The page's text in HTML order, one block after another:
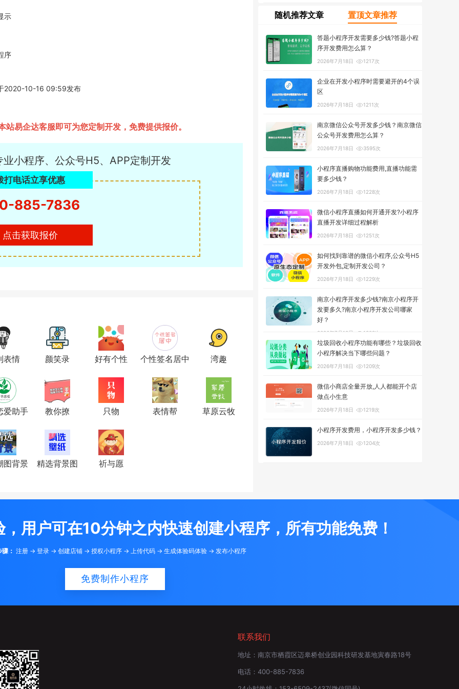
示
序
2020-10-16 09:59发布
易企达客服即可为您定制开发，免费提供报价。
小程序、公众号H5、APP定制开发
打电话立享优惠
885-7836
点击获取报价
表情 颜笑录 好有个性 个性签名居中 湾趣
爱助手 教你撩 只物 表情帮 草原云牧
图背景 精选背景图 祈与愿
随机推荐文章 置顶文章推荐
答题小程序开发需要多少钱?答题小程
序开发费用怎么算？
2026年7月18日 1217次
企业在开发小程序时需要避开的4个误
区
2026年7月18日 1211次
南京微信公众号开发多少钱？南京微信
公众号开发费用怎么算？
2026年7月18日 3595次
小程序直播购物功能费用,直播功能需
要多少钱？
2026年7月18日 1228次
微信小程序直播如何开通开发?小程序
直播开发详细过程解析
2026年7月18日 1251次
如何找到靠谱的微信小程序,公众号H5
开发外包,定制开发公司？
2026年7月18日 1229次
南京小程序开发多少钱?南京小程序开
发要多久?南京小程序开发公司哪家
好？
2026年7月18日 1308次
垃圾回收小程序功能有哪些？垃圾回收
小程序解决当下哪些问题？
2026年7月18日 1209次
微信小商店全量开放,人人都能开个店
做点小生意
2026年7月18日 1219次
小程序开发费用，小程序开发多少钱？
2026年7月18日 1204次
用户可在10分钟之内快速创建小程序，所有功能免费！
： 注册 -> 登录 -> 创建店铺 -> 授权小程序 -> 上传代码 -> 生成体验码体验 -> 发布小程序
免费制作小程序
联系我们
地址： 南京市栖霞区迈皋桥创业园科技研发基地寅春路18号
电话： 400-885-7836